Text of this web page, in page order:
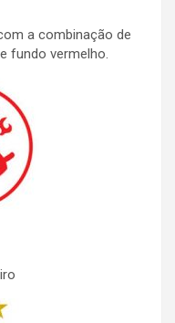
a combinação de
fundo vermelho.